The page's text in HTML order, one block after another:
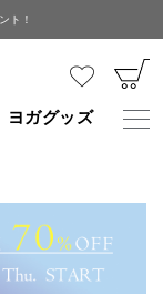
ト！
ヨガグッズ